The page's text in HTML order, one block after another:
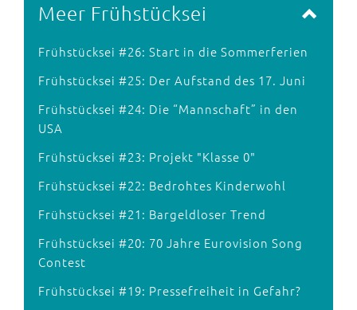
Meer Frühstücksei
Frühstücksei #26: Start in die Sommerferien
Frühstücksei #25: Der Aufstand des 17. Juni
Frühstücksei #24: Die “Mannschaft” in den
USA
Frühstücksei #23: Projekt "Klasse 0"
Frühstücksei #22: Bedrohtes Kinderwohl
Frühstücksei #21: Bargeldloser Trend
Frühstücksei #20: 70 Jahre Eurovision Song
Contest
Frühstücksei #19: Pressefreiheit in Gefahr?